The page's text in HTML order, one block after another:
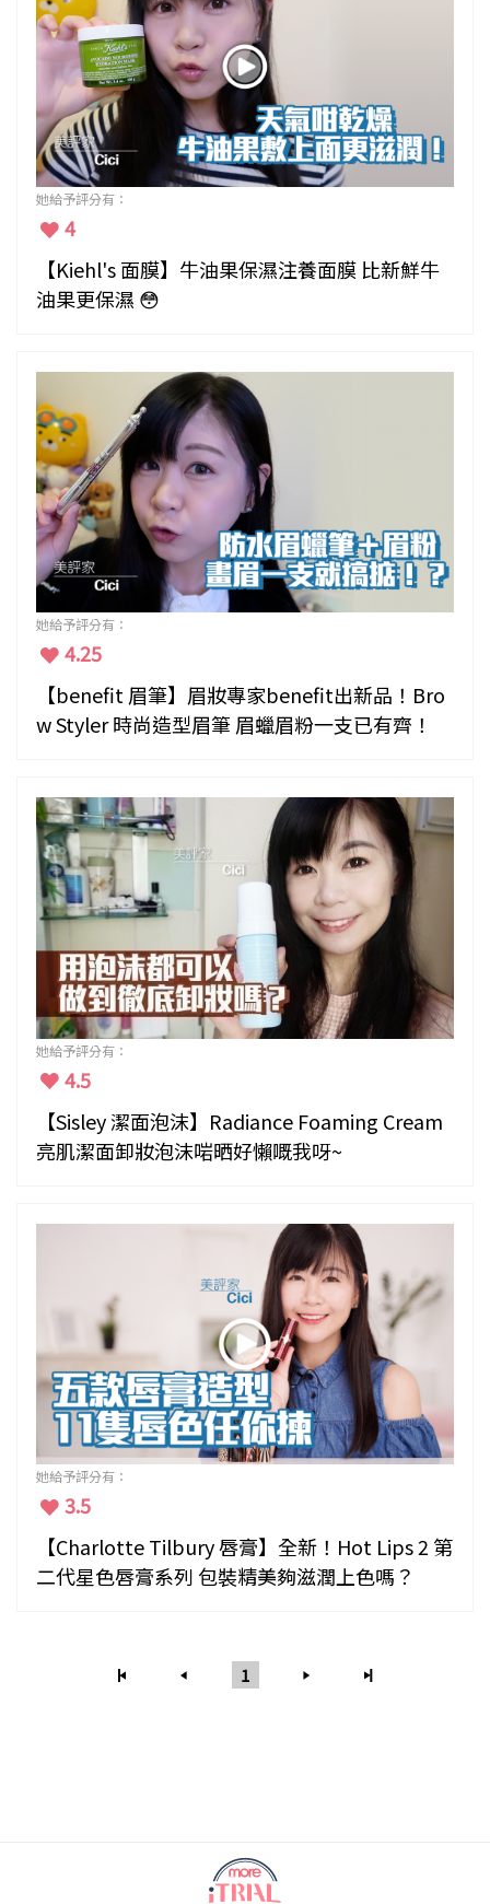
她給予評分有：
4
【Kiehl's 面膜】牛油果保濕注養面膜 比新鮮牛
油果更保濕 😳
她給予評分有：
4.25
【benefit 眉筆】眉妝專家benefit出新品！Bro
w Styler 時尚造型眉筆 眉蠟眉粉一支已有齊！
她給予評分有：
4.5
【Sisley 潔面泡沫】Radiance Foaming Cream
亮肌潔面卸妝泡沫啱晒好懶嘅我呀~
她給予評分有：
3.5
【Charlotte Tilbury 唇膏】全新！Hot Lips 2 第
二代星色唇膏系列 包裝精美夠滋潤上色嗎？
1